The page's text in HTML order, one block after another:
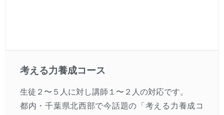
考える力養成コース
生徒２〜５人に対し講師１〜２人の対応です。
都内・千葉県北西部で今話題の「考える力養成コ